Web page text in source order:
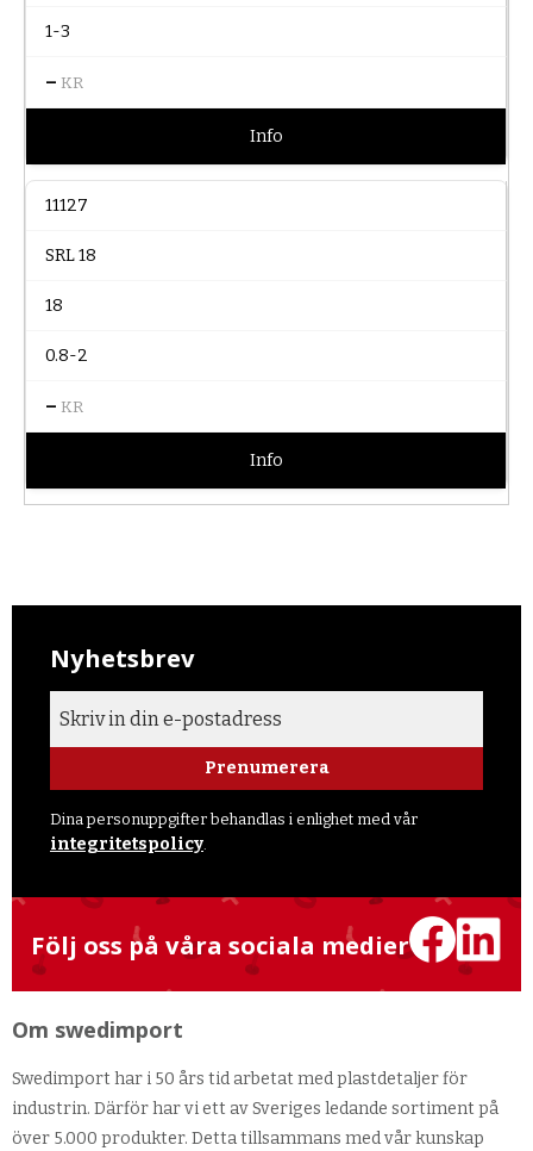
1-3
– KR
Info
11127
SRL 18
18
0.8-2
– KR
Info
Nyhetsbrev
Prenumerera
Dina personuppgifter behandlas i enlighet med vår
integritetspolicy.
Följ oss på våra sociala medier
Om swedimport
Swedimport har i 50 års tid arbetat med plastdetaljer för
industrin. Därför har vi ett av Sveriges ledande sortiment på
över 5.000 produkter. Detta tillsammans med vår kunskap